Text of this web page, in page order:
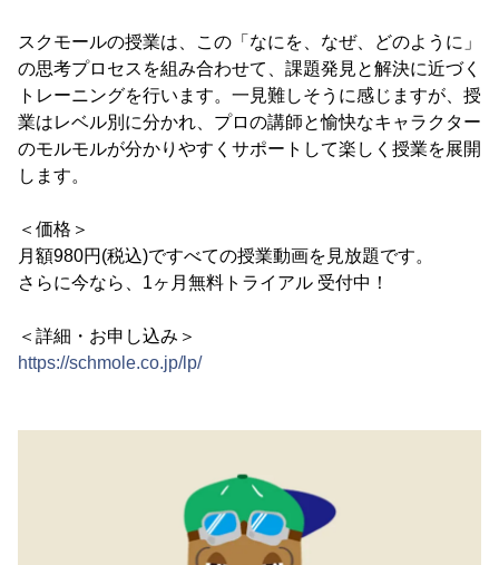
スクモールの授業は、この「なにを、なぜ、どのように」
の思考プロセスを組み合わせて、課題発見と解決に近づく
トレーニングを行います。一見難しそうに感じますが、授
業はレベル別に分かれ、プロの講師と愉快なキャラクター
のモルモルが分かりやすくサポートして楽しく授業を展開
します。
＜価格＞
月額980円(税込)ですべての授業動画を見放題です。
さらに今なら、1ヶ月無料トライアル 受付中！
＜詳細・お申し込み＞
https://schmole.co.jp/lp/